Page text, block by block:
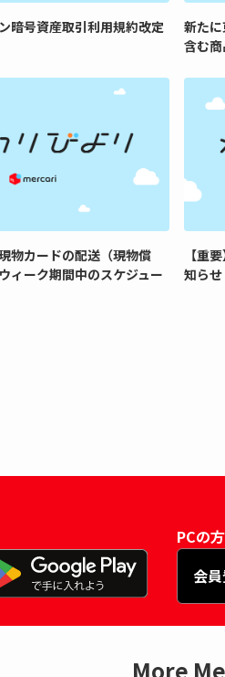
暗号資産取引利用規約改定
新た
含む
物カードの配送（現物償
ィーク期間中のスケジュー
【重
知らせ
PCの
会
More